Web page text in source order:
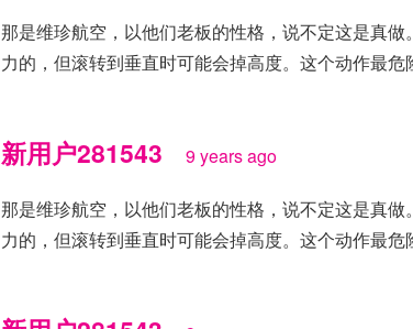
那是维珍航空，以他们老板的性格，说不定这是真
力的，但滚转到垂直时可能会掉高度。这个动作最危
新用户281543 9 years ago
那是维珍航空，以他们老板的性格，说不定这是真
力的，但滚转到垂直时可能会掉高度。这个动作最危